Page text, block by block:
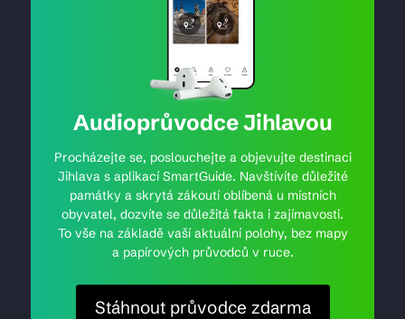
Audioprůvodce Jihlavou
Procházejte se, poslouchejte a objevujte destinaci
Jihlava s aplikací SmartGuide. Navštívíte důležité
památky a skrytá zákoutí oblíbená u místních
obyvatel, dozvíte se důležitá fakta i zajímavosti.
To vše na základě vaší aktuální polohy, bez mapy
a papírových průvodců v ruce.
Stáhnout průvodce zdarma